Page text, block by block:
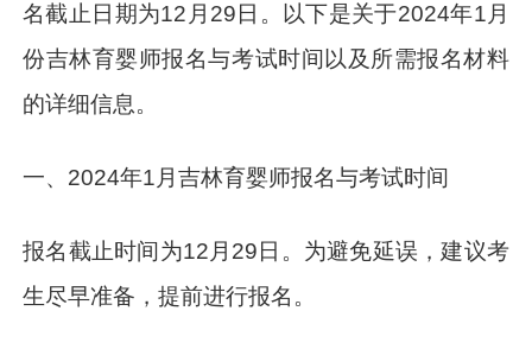
名截止日期为12月29日。以下是关于2024年1月
份吉林育婴师报名与考试时间以及所需报名材料
的详细信息。
一、2024年1月吉林育婴师报名与考试时间
报名截止时间为12月29日。为避免延误，建议考
生尽早准备，提前进行报名。